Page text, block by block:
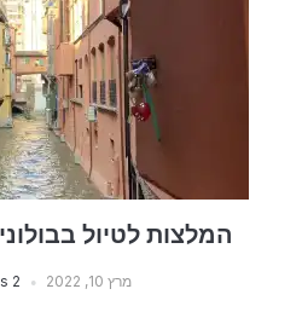
המלצות לטיול
מרץ 10, 2022 2 comments